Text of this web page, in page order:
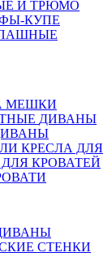
И ТРЮМО
КУПЕ
МЕШКИ
ДИВАНЫ
КРЕСЛА ДЛЯ
КРОВАТЕЙ
СТЕНКИ